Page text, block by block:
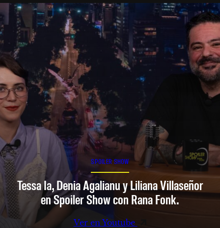
SPOILER SHOW
Tessa Ia, Denia Agalianu y Liliana Villaseñor
en Spoiler Show con Rana Fonk.
Ver en Youtube